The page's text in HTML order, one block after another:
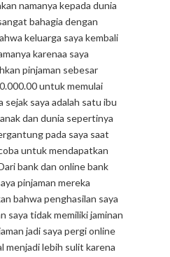
namanya kepada dunia
bahagia dengan
keluarga saya kembali
karenaa saya
pinjaman sebesar
untuk memulai
sejak saya adalah satu ibu
dan dunia sepertinya
pada saya saat
untuk mendapatkan
bank dan online bank
pinjaman mereka
bahwa penghasilan saya
saya tidak memiliki jaminan
jadi saya pergi online
menjadi lebih sulit karena